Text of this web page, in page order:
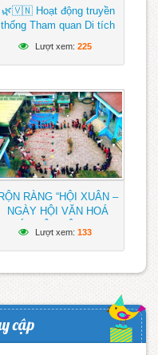
🌿🇻🇳 Hoạt động truyền
thống Tham quan Di tích
Gưh lần thứ IV; Chào
mừng kỷ niệm 51 năm
thống nhất đất nước
(30/4/1975 – 30/4/2026)
🇻🇳🌿
Lượt xem: 225
RÀNG “HỘI XUÂN –
NGÀY HỘI VĂN HOÁ
TRƯỜNG MẦM NON
CHỒI NON, XÃ NAM ĐÀ
Lượt xem: 133
cập